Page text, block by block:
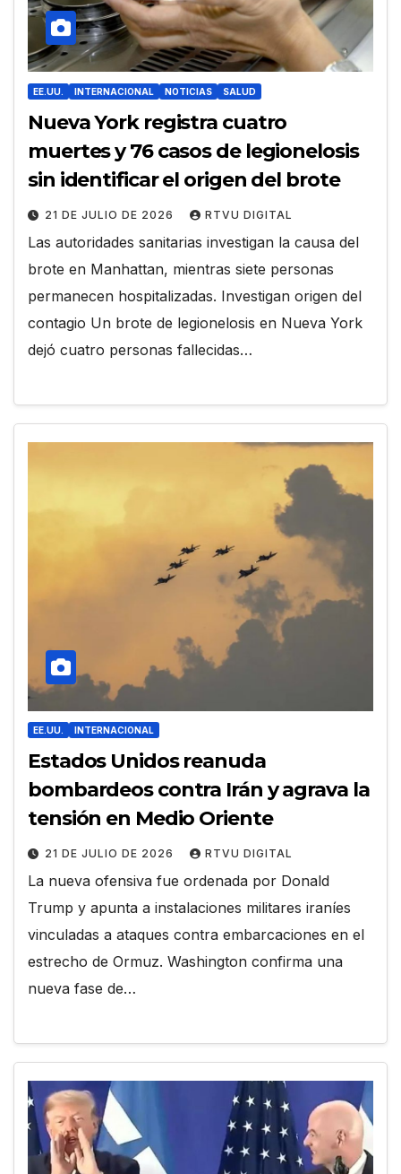
EE.UU. INTERNACIONAL NOTICIAS SALUD
Nueva York registra cuatro
muertes y 76 casos de legionelosis
sin identificar el origen del brote
21 DE JULIO DE 2026 RTVU DIGITAL
Las autoridades sanitarias investigan la causa del
brote en Manhattan, mientras siete personas
permanecen hospitalizadas. Investigan origen del
contagio Un brote de legionelosis en Nueva York
dejó cuatro personas fallecidas…
EE.UU. INTERNACIONAL
Estados Unidos reanuda
bombardeos contra Irán y agrava la
tensión en Medio Oriente
21 DE JULIO DE 2026 RTVU DIGITAL
La nueva ofensiva fue ordenada por Donald
Trump y apunta a instalaciones militares iraníes
vinculadas a ataques contra embarcaciones en el
estrecho de Ormuz. Washington confirma una
nueva fase de…